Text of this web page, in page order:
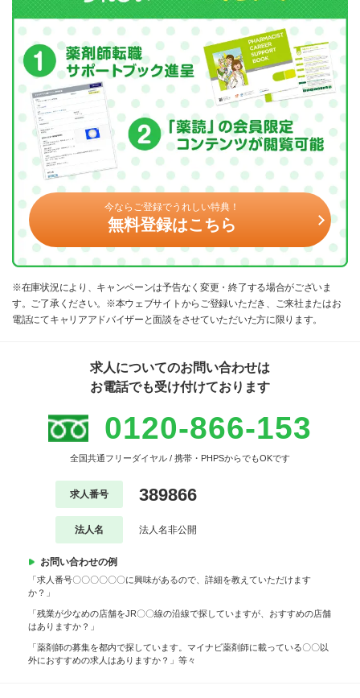
今ならご登録でうれしい特典！
無料登録はこちら
※在庫状況により、キャンペーンは予告なく変更・終了する場合がございま
す。ご了承ください。※本ウェブサイトからご登録いただき、ご来社またはお
電話にてキャリアアドバイザーと面談をさせていただいた方に限ります。
求人についてのお問い合わせは
お電話でも受け付けております
0120-866-153
全国共通フリーダイヤル / 携帯・PHPSからでもOKです
求人番号 389866
法人名 法人名非公開
お問い合わせの例
「求人番号〇〇〇〇〇〇に興味があるので、詳細を教えていただけます
か？」
「残業が少なめの店舗をJR〇〇線の沿線で探していますが、おすすめの店舗
はありますか？」
「薬剤師の募集を都内で探しています。マイナビ薬剤師に載っている〇〇以
外におすすめの求人はありますか？」等々